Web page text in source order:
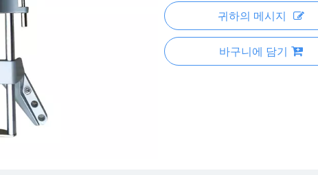
귀하의 메시지
바구니에 담기